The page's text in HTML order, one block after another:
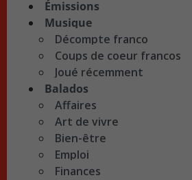
Émissions
Musique
Décompte franco
Coups de coeur francos
Joué récemment
Balados
Affaires
Art de vivre
Bien-être
Emploi
Finances